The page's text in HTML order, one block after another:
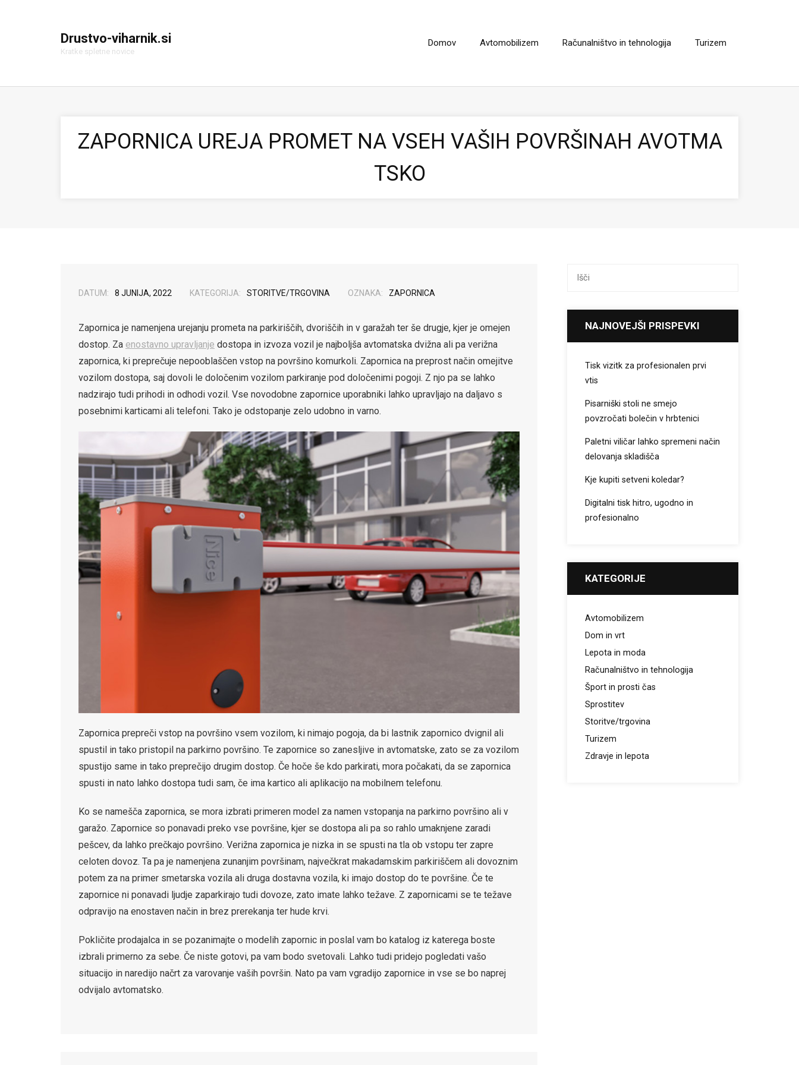
Drustvo-viharnik.si
Kratke spletne novice
Domov Avtomobilizem Računalništvo in tehnologija Turizem
ZAPORNICA UREJA PROMET NA VSEH VAŠIH POVRŠINAH AVOTMA
TSKO
DATUM: 8 JUNIJA, 2022 KATEGORIJA: STORITVE/TRGOVINA OZNAKA: ZAPORNICA
Zapornica je namenjena urejanju prometa na parkiriščih, dvoriščih in v garažah ter še drugje, kjer je omejen
dostop. Za enostavno upravljanje dostopa in izvoza vozil je najboljša avtomatska dvižna ali pa verižna
zapornica, ki preprečuje nepooblaščen vstop na površino komurkoli. Zapornica na preprost način omejitve
vozilom dostopa, saj dovoli le določenim vozilom parkiranje pod določenimi pogoji. Z njo pa se lahko
nadzirajo tudi prihodi in odhodi vozil. Vse novodobne zapornice uporabniki lahko upravljajo na daljavo s
posebnimi karticami ali telefoni. Tako je odstopanje zelo udobno in varno.
Zapornica prepreči vstop na površino vsem vozilom, ki nimajo pogoja, da bi lastnik zapornico dvignil ali
spustil in tako pristopil na parkirno površino. Te zapornice so zanesljive in avtomatske, zato se za vozilom
spustijo same in tako preprečijo drugim dostop. Če hoče še kdo parkirati, mora počakati, da se zapornica
spusti in nato lahko dostopa tudi sam, če ima kartico ali aplikacijo na mobilnem telefonu.
Ko se namešča zapornica, se mora izbrati primeren model za namen vstopanja na parkirno površino ali v
garažo. Zapornice so ponavadi preko vse površine, kjer se dostopa ali pa so rahlo umaknjene zaradi
pešcev, da lahko prečkajo površino. Verižna zapornica je nizka in se spusti na tla ob vstopu ter zapre
celoten dovoz. Ta pa je namenjena zunanjim površinam, največkrat makadamskim parkiriščem ali dovoznim
potem za na primer smetarska vozila ali druga dostavna vozila, ki imajo dostop do te površine. Če te
zapornice ni ponavadi ljudje zaparkirajo tudi dovoze, zato imate lahko težave. Z zapornicami se te težave
odpravijo na enostaven način in brez prerekanja ter hude krvi.
Pokličite prodajalca in se pozanimajte o modelih zapornic in poslal vam bo katalog iz katerega boste
izbrali primerno za sebe. Če niste gotovi, pa vam bodo svetovali. Lahko tudi pridejo pogledati vašo
situacijo in naredijo načrt za varovanje vaših površin. Nato pa vam vgradijo zapornice in vse se bo naprej
odvijalo avtomatsko.
NAJNOVEJŠI PRISPEVKI
Tisk vizitk za profesionalen prvi
vtis
Pisarniški stoli ne smejo
povzročati bolečin v hrbtenici
Paletni viličar lahko spremeni način
delovanja skladišča
Kje kupiti setveni koledar?
Digitalni tisk hitro, ugodno in
profesionalno
KATEGORIJE
Avtomobilizem
Dom in vrt
Lepota in moda
Računalništvo in tehnologija
Šport in prosti čas
Sprostitev
Storitve/trgovina
Turizem
Zdravje in lepota